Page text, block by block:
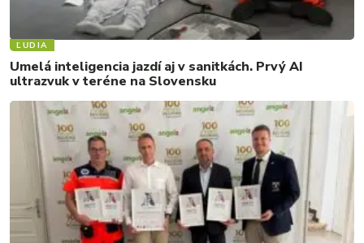
ĽUDIA
Umelá inteligencia jazdí aj v sanitkách. Prvý AI
ultrazvuk v teréne na Slovensku